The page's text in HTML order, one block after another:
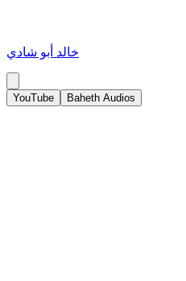
خالد أبو شادي
YouTube Baheth Audios